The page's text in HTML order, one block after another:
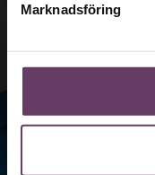
Marknadsföring